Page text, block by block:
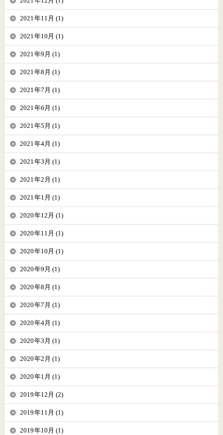
2021年11月 (1)
2021年10月 (1)
2021年9月 (1)
2021年8月 (1)
2021年7月 (1)
2021年6月 (1)
2021年5月 (1)
2021年4月 (1)
2021年3月 (1)
2021年2月 (1)
2021年1月 (1)
2020年12月 (1)
2020年11月 (1)
2020年10月 (1)
2020年9月 (1)
2020年8月 (1)
2020年7月 (1)
2020年4月 (1)
2020年3月 (1)
2020年2月 (1)
2020年1月 (1)
2019年12月 (2)
2019年11月 (1)
2019年10月 (1)